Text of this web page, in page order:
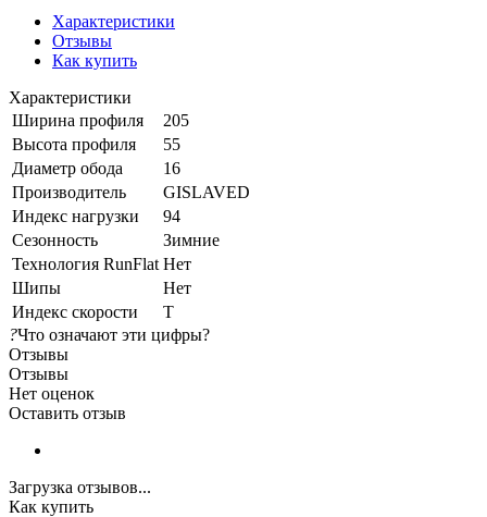
Характеристики
Отзывы
Как купить
Характеристики
Ширина профиля
205
Высота профиля
55
Диаметр обода
16
Производитель
GISLAVED
Индекс нагрузки
94
Сезонность
Зимние
Технология RunFlat Нет
Шипы
Нет
Индекс скорости
T
?Что означают эти цифры?
Отзывы
Отзывы
Нет оценок
Оставить отзыв
Загрузка отзывов...
Как купить